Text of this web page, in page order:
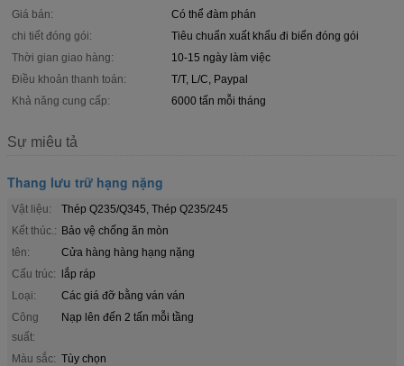
Giá bán:
Có thể đàm phán
chi tiết đóng gói:
Tiêu chuẩn xuất khẩu đi biển đóng gói
Thời gian giao hàng:
10-15 ngày làm việc
Điều khoản thanh toán:
T/T, L/C, Paypal
Khả năng cung cấp:
6000 tấn mỗi tháng
Sự miêu tả
Thang lưu trữ hạng nặng
Vật liệu:
Thép Q235/Q345, Thép Q235/245
Kết thúc.: Bảo vệ chống ăn mòn
tên:
Cửa hàng hàng hạng nặng
Cấu trúc: lắp ráp
Loại:
Các giá đỡ bằng ván ván
Công
suất:
Nạp lên đến 2 tấn mỗi tầng
Màu sắc: Tùy chọn